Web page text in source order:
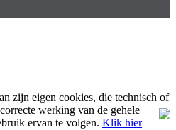
zijn eigen cookies, die technisch of
werking van de gehele
ervan te volgen. Klik hier